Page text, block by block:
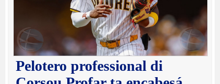
Pelotero professional di